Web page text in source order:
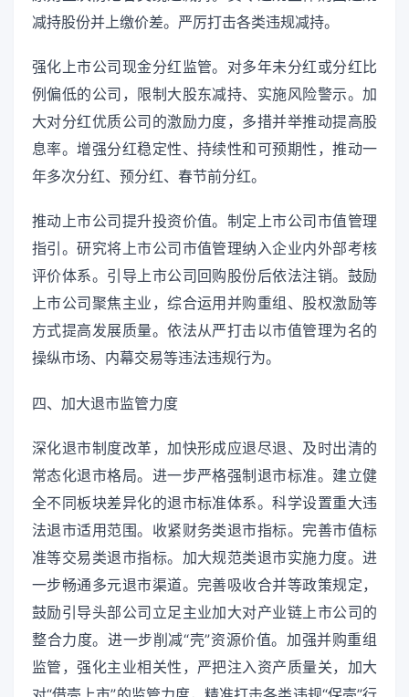
减持股份并上缴价差。严厉打击各类违规减持。
强化上市公司现金分红监管。对多年未分红或分红比
例偏低的公司，限制大股东减持、实施风险警示。加
大对分红优质公司的激励力度，多措并举推动提高股
息率。增强分红稳定性、持续性和可预期性，推动一
年多次分红、预分红、春节前分红。
推动上市公司提升投资价值。制定上市公司市值管理
指引。研究将上市公司市值管理纳入企业内外部考核
评价体系。引导上市公司回购股份后依法注销。鼓励
上市公司聚焦主业，综合运用并购重组、股权激励等
方式提高发展质量。依法从严打击以市值管理为名的
操纵市场、内幕交易等违法违规行为。
四、加大退市监管力度
深化退市制度改革，加快形成应退尽退、及时出清的
常态化退市格局。进一步严格强制退市标准。建立健
全不同板块差异化的退市标准体系。科学设置重大违
法退市适用范围。收紧财务类退市指标。完善市值标
准等交易类退市指标。加大规范类退市实施力度。进
一步畅通多元退市渠道。完善吸收合并等政策规定，
鼓励引导头部公司立足主业加大对产业链上市公司的
整合力度。进一步削减“壳”资源价值。加强并购重组
监管，强化主业相关性，严把注入资产质量关，加大